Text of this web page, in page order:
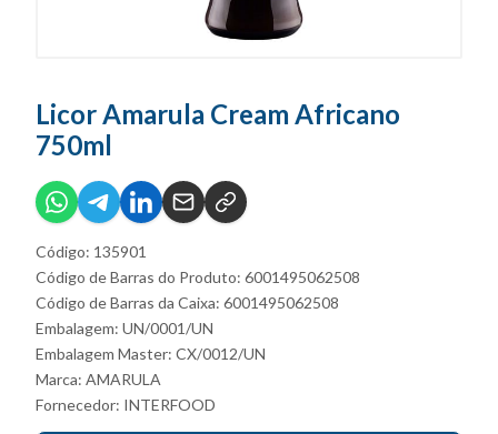
Licor Amarula Cream Africano
750ml
Código: 135901
Código de Barras do Produto: 6001495062508
Código de Barras da Caixa: 6001495062508
Embalagem: UN/0001/UN
Embalagem Master: CX/0012/UN
Marca: AMARULA
Fornecedor: INTERFOOD